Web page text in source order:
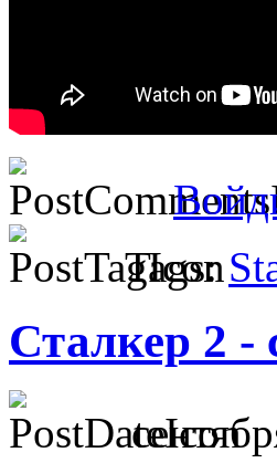
Tags:
Сталкер 2 -